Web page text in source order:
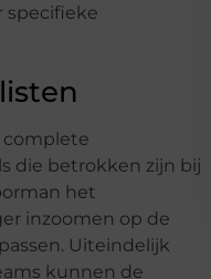
specifieke
complete
die betrokken zijn bij
het
inzoomen op de
Uiteindelijk
kunnen de